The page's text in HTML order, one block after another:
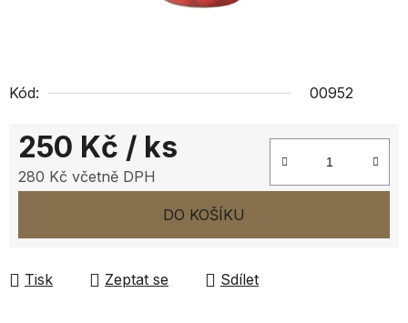
Kód: 00952
250 Kč / ks
280 Kč včetně DPH
DO KOŠÍKU
Tisk Zeptat se Sdílet